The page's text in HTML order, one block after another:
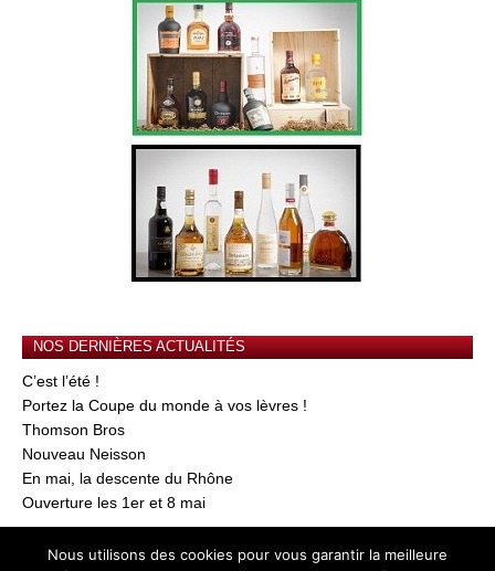
NOS DERNIÈRES ACTUALITÉS
C’est l’été !
Portez la Coupe du monde à vos lèvres !
Thomson Bros
Nouveau Neisson
En mai, la descente du Rhône
Ouverture les 1er et 8 mai
© 2026 Mentions Légales
Nous utilisons des cookies pour vous garantir la meilleure